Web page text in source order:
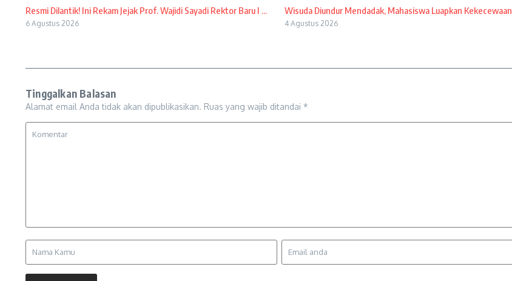
Resmi Dilantik! Ini Rekam Jejak Prof. Wajidi Sayadi Rektor Baru I ...
6 Agustus 2026
Wisuda Diundur Mendadak, Mahasiswa Luapkan Kekecewaan
4 Agustus 2026
Tinggalkan Balasan
Alamat email Anda tidak akan dipublikasikan. Ruas yang wajib ditandai *